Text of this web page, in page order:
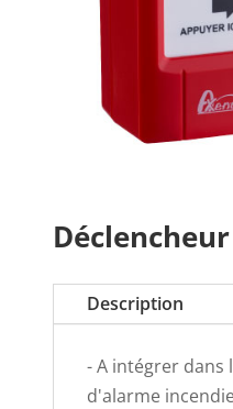
Description
- A intégrer dans
d'alarme